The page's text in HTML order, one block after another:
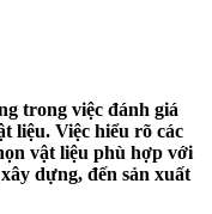
trong việc đánh giá
liệu. Việc hiểu rõ các
vật liệu phù hợp với
dựng, đến sản xuất